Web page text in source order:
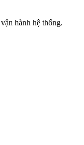
hành hệ thống.